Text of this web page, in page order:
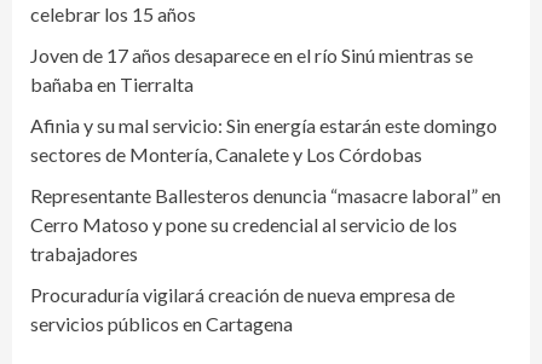
celebrar los 15 años
Joven de 17 años desaparece en el río Sinú mientras se
bañaba en Tierralta
Afinia y su mal servicio: Sin energía estarán este domingo
sectores de Montería, Canalete y Los Córdobas
Representante Ballesteros denuncia “masacre laboral” en
Cerro Matoso y pone su credencial al servicio de los
trabajadores
Procuraduría vigilará creación de nueva empresa de
servicios públicos en Cartagena